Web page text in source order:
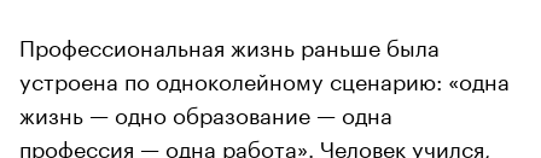
Профессиональная жизнь раньше была
устроена по одноколейному сценарию: «одна
жизнь — одно образование — одна
профессия — одна работа». Человек учился,